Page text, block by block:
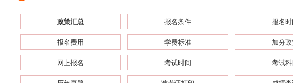
政策汇总 报名条件 报名时
报名费用 学费标准 加分
网上报名 考试时间 考试科